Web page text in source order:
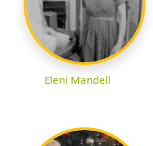
Eleni Mandell